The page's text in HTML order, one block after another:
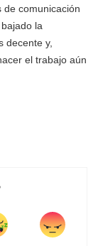
de comunicación
la
decente y,
el trabajo aún